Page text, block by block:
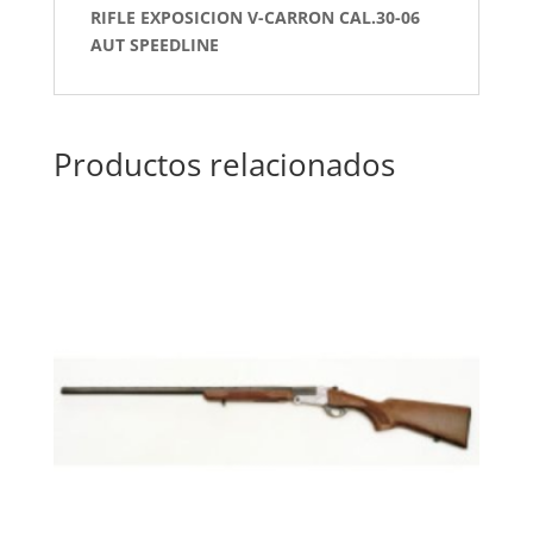
RIFLE EXPOSICION V-CARRON CAL.30-06
AUT SPEEDLINE
Productos relacionados